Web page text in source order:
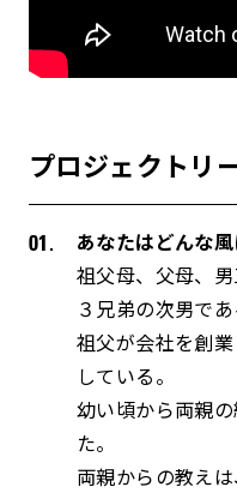
プロジェクトリ
あなたはどんな
祖父母、父母、男
３兄弟の次男であ
祖父が会社を創
している。
幼い頃から両親
た。
両親からの教え